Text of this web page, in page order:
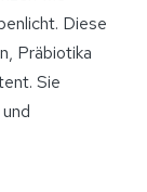
Diese
Präbiotika
Sie